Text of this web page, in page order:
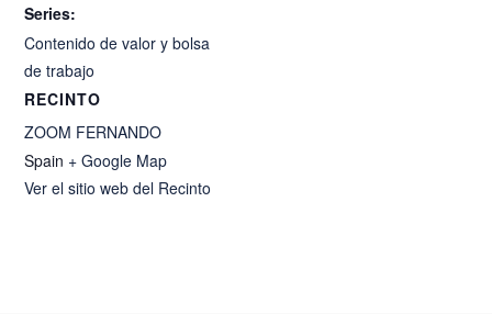
Series:
Contenido de valor y bolsa
de trabajo
RECINTO
ZOOM FERNANDO
Spain + Google Map
Ver el sitio web del Recinto